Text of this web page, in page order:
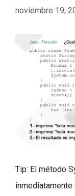
noviembre 19,
Tip: El método